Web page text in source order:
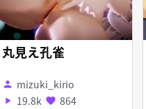
丸見え孔雀
person mizuki_kirio
play_arrow 19.8k favorite 864